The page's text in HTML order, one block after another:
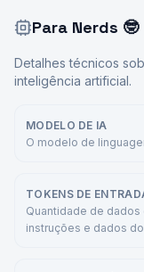
Para Nerds 🤓
Detalhes técnicos
inteligência artificial.
MODELO DE IA
O modelo de
TOKENS DE
Quantidade de
instruções e dados